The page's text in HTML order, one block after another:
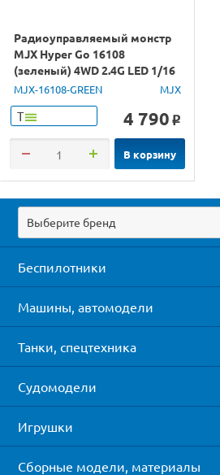
Радиоуправляемый монстр
MJX Hyper Go 16108
(зеленый) 4WD 2.4G LED 1/16
RTR
MJX-16108-GREEN MJX
Т 4 790 o
В корзину
Выберите бренд
Беспилотники
Машины, автомодели
Танки, спецтехника
Судомодели
Игрушки
Сборные модели, материалы